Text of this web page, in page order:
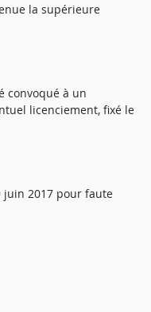
la supérieure
convoqué à un
licenciement, fixé le
2017 pour faute